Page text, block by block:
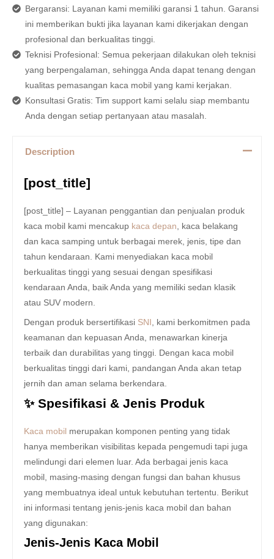
Bergaransi: Layanan kami memiliki garansi 1 tahun. Garansi
ini memberikan bukti jika layanan kami dikerjakan dengan
profesional dan berkualitas tinggi.
Teknisi Profesional: Semua pekerjaan dilakukan oleh teknisi
yang berpengalaman, sehingga Anda dapat tenang dengan
kualitas pemasangan kaca mobil yang kami kerjakan.
Konsultasi Gratis: Tim support kami selalu siap membantu
Anda dengan setiap pertanyaan atau masalah.
Description
[post_title]
[post_title] – Layanan penggantian dan penjualan produk
kaca mobil kami mencakup kaca depan , kaca belakang
dan kaca samping untuk berbagai merek, jenis, tipe dan
tahun kendaraan. Kami menyediakan kaca mobil
berkualitas tinggi yang sesuai dengan spesifikasi
kendaraan Anda, baik Anda yang memiliki sedan klasik
atau SUV modern.
Dengan produk bersertifikasi SNI
, kami berkomitmen pada
keamanan dan kepuasan Anda, menawarkan kinerja
terbaik dan durabilitas yang tinggi. Dengan kaca mobil
berkualitas tinggi dari kami, pandangan Anda akan tetap
jernih dan aman selama berkendara.
✨ Spesifikasi & Jenis Produk
Kaca mobil merupakan komponen penting yang tidak
hanya memberikan visibilitas kepada pengemudi tapi juga
melindungi dari elemen luar. Ada berbagai jenis kaca
mobil, masing-masing dengan fungsi dan bahan khusus
yang membuatnya ideal untuk kebutuhan tertentu. Berikut
ini informasi tentang jenis-jenis kaca mobil dan bahan
yang digunakan:
Jenis-Jenis Kaca Mobil